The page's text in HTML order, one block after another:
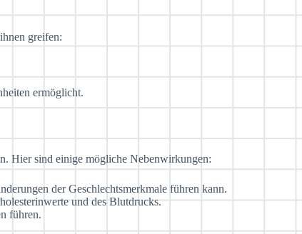
greifen:
ermöglicht.
Hier sind einige mögliche Nebenwirkungen:
der Geschlechtsmerkmale führen kann.
und des Blutdrucks.
führen.